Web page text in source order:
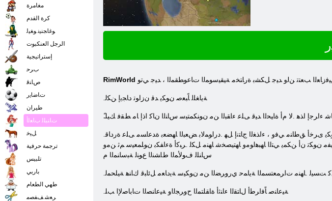
RimWorld ﺐﻌﺘﺗ ﻦﻟﻭ ﺪﻴﺟ ﻞﻜﺸﺑ ﺓﺭﺎﺘﺨﻣ ﺔﻴﻘﻴﺳﻮﻤﻟﺍ ﺕﺎﻋﻮﻄﻘﻤﻟﺍ ، ﺪﻴﺟ ﻲﺗﻮ
.ﺔﻳﺎﻐﻠﻟ ﺎًﺒﻌﺻ ﻥﻮﻜﻳ ﺪﻗ ﻥﺯﺍﻮﺗ ﺩﺎﺠﻳﺇ ﻦﻜﻟ
ءﺍﺮﺟﺇ ﺍﺬﻫ .ﻻ ﻡﺃ ﺓﺎﻴﺤﻟﺍ ﺪﻴﻗ ﻰﻠﻋ ءﺎﻘﺒﻟﺍ ﻦﻣ ﻥﻮﻨﻜﻤﺘﻴﺳ ﺱﺎﻨﻟﺍ ﻥﺎﻛ ﺍﺫﺇ ﺎﻣ ﻂﻘﻓ ﻚﻴﻠ
ﻥﻮﻜﺗ ﻥﺃ ﻦﻜﻤﻳ ﻲﺘﻟﺍ ﺎﻬﺒﻫﺍﻮﻣﻭ ﺎﻬﺘﻴﺼﺨﺷ ﺎﻬﻨﻣ ﻞﻜﻟ .ﺮﺒﻛﺃ ﺓءﺎﻔﻜﺑ ﻥﻮﻠﻤﻌﻴﺳ ﻢﺛ ﻦﻣﻭ
ﺱﺎﻨﻠﻟ ﻑﻮﻟﺄﻤﻟﺍ ﻁﺎﺸﻨﻟﺍ ﻉﻮﻨﻟ ﺔﺒﺳﺎﻨﻤﻟﺍ ﻡ
ﺖﺴﻴﻟ .ﺎﻬﻨﻣ ﺕﺍﺮﻤﻌﺘﺴﻤﻟﺍ ﺔﻳﺎﻤﺣ ﻱﺭﻭﺮﻀﻟﺍ ﻦﻣ ﻥﻮﻜﻴﺳ ﺔﻳﺩﺎﻌﻣ ﻞﺋﺎﺒﻗ ﻙﺎﻨﻫ ﺔﻴﻠﺤﻤﻟ
.ﺔﻴﻋﺎﻨﺻ ﺎًﻓﺍﺮﻃﺃ ﻝﺎﺘﻘﻟﺍ ءﺎﻨﺛﺃ ﺓﺎﻘﻠﺘﻤﻟﺍ ﺡﻭﺮﺠﻟﺍﻭ ﺔﻴﻋﺎﻨﺼﻟﺍ ﺕﺎﺑﺎﺻﻹ ﺍ ﺐﻠ
مغامرة
كرة القدم
ﻮﻏﺎﺠﻨﻴﻧ ﻮﻐﻴﻟ
الرجل العنكبوت
إستراتيجية
ﺏﺮﺣ
ﺹﺎﻨﻗ
ﺕﺎﺿﺎﻳﺭ
طيران
ﺕﺎﻨﺒﻠﻟ ﺏﺎﻌﻟﺃ
ﻞﻴﺧ
ترجمة حرفية
تلبيس
باربي
طهي الطعام
ﺮﻌﺷ ﻒﻔﺼﻣ